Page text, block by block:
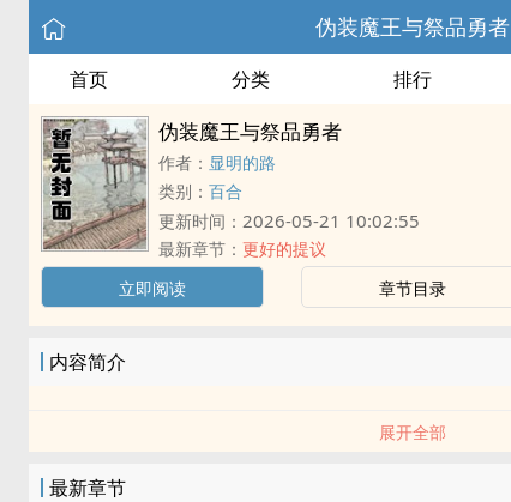
伪装魔王与祭品勇者
首页 分类 排行
伪装魔王与祭品勇者
作者： 显明的路
类别： 百合
更新时间： 2026-05-21 10:02:55
最新章节： 更好的提议
立即阅读
章节目录
内容简介
展开全部
最新章节